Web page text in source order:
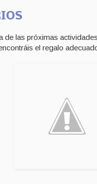
de las próximas
el regalo